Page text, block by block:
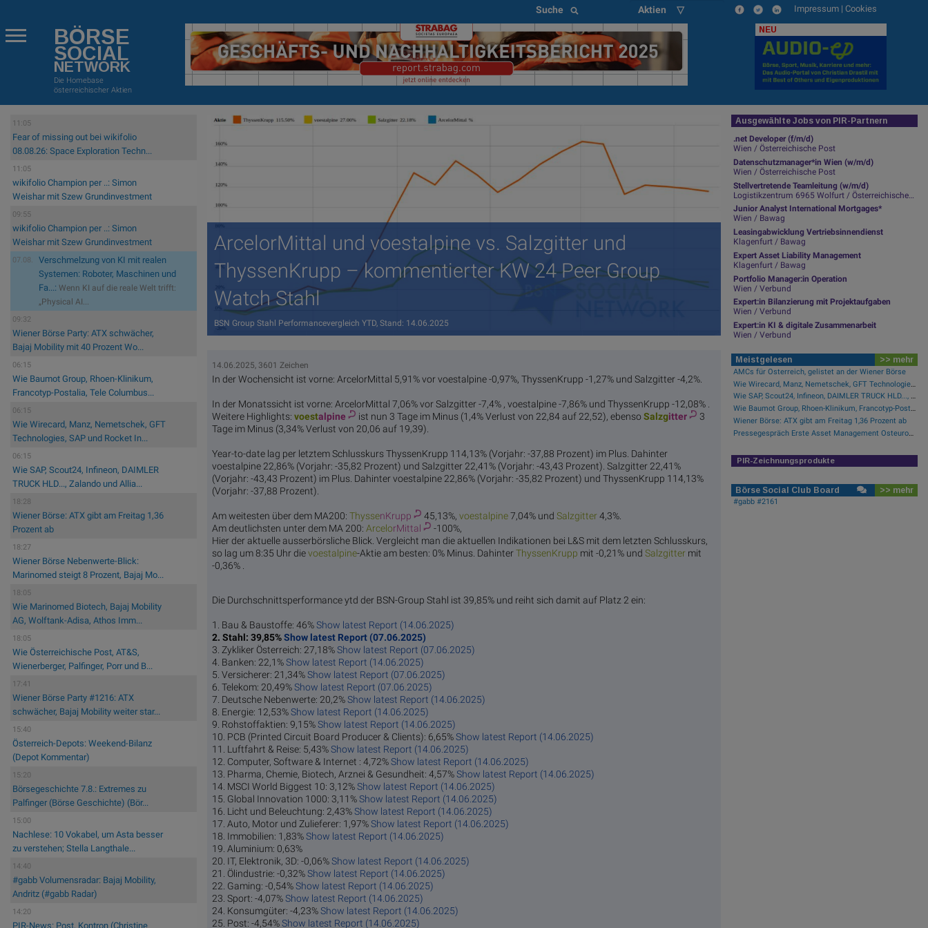
Suche Aktien ▽ Impressum | Cookies
BÖRSE
SOCIAL
NETWORK
Die Homebase
österreichischer Aktien
NEU
11:05
Fear of missing out bei wikifolio
08.08.26: Space Exploration Techn...
11:05
wikifolio Champion per ..: Simon
Weishar mit Szew Grundinvestment
09:55
wikifolio Champion per ..: Simon
Weishar mit Szew Grundinvestment
07.08.
Verschmelzung von KI mit realen
Systemen: Roboter, Maschinen und
Fa...: Wenn KI auf die reale Welt trifft:
„Physical AI...
09:32
Wiener Börse Party: ATX schwächer,
Bajaj Mobility mit 40 Prozent Wo...
06:15
Wie Baumot Group, Rhoen-Klinikum,
Francotyp-Postalia, Tele Columbus...
06:15
Wie Wirecard, Manz, Nemetschek, GFT
Technologies, SAP und Rocket In...
06:15
Wie SAP, Scout24, Infineon, DAIMLER
TRUCK HLD..., Zalando und Allia...
18:28
Wiener Börse: ATX gibt am Freitag 1,36
Prozent ab
18:27
Wiener Börse Nebenwerte-Blick:
Marinomed steigt 8 Prozent, Bajaj Mo...
18:05
Wie Marinomed Biotech, Bajaj Mobility
AG, Wolftank-Adisa, Athos Imm...
18:05
Wie Österreichische Post, AT&S,
Wienerberger, Palfinger, Porr und B...
17:41
Wiener Börse Party #1216: ATX
schwächer, Bajaj Mobility weiter star...
15:40
Österreich-Depots: Weekend-Bilanz
(Depot Kommentar)
15:20
Börsegeschichte 7.8.: Extremes zu
Palfinger (Börse Geschichte) (Bör...
15:00
Nachlese: 10 Vokabel, um Asta besser
zu verstehen; Stella Langthale...
14:40
#gabb Volumensradar: Bajaj Mobility,
Andritz (#gabb Radar)
14:20
PIR-News: Post, Kontron (Christine
ArcelorMittal und voestalpine vs. Salzgitter und
ThyssenKrupp – kommentierter KW 24 Peer Group
Watch Stahl
BSN Group Stahl Performancevergleich YTD, Stand: 14.06.2025
14.06.2025, 3601 Zeichen
In der Wochensicht ist vorne: ArcelorMittal 5,91% vor voestalpine -0,97%, ThyssenKrupp -1,27% und Salzgitter -4,2%.
In der Monatssicht ist vorne: ArcelorMittal 7,06% vor Salzgitter -7,4% , voestalpine -7,86% und ThyssenKrupp -12,08% .
Weitere Highlights:voestalpine ist nun 3 Tage im Minus (1,4% Verlust von 22,84 auf 22,52), ebensoSalzgitter
3
Tage im Minus (3,34% Verlust von 20,06 auf 19,39).
Year-to-date lag per letztem Schlusskurs ThyssenKrupp 114,13% (Vorjahr: -37,88 Prozent) im Plus. Dahinter
voestalpine 22,86% (Vorjahr: -35,82 Prozent) und Salzgitter 22,41% (Vorjahr: -43,43 Prozent). Salzgitter 22,41%
(Vorjahr: -43,43 Prozent) im Plus. Dahinter voestalpine 22,86% (Vorjahr: -35,82 Prozent) und ThyssenKrupp 114,13%
(Vorjahr: -37,88 Prozent).
Am weitesten über dem MA200:ThyssenKrupp 45,13%,voestalpine7,04% undSalzgitter4,3%.
Am deutlichsten unter dem MA 200:ArcelorMittal
-100%,
Hier der aktuelle ausserbörsliche Blick. Vergleicht man die aktuellen Indikationen bei L&S mit dem letzten Schlusskurs,
so lag um 8:35 Uhr dievoestalpine-Aktie am besten: 0% Minus. DahinterThyssenKrupp mit -0,21% undSalzgitter mit
-0,36% .
Die Durchschnittsperformance ytd der BSN-Group Stahl ist 39,85% und reiht sich damit auf Platz 2 ein:
1. Bau & Baustoffe: 46%Show latest Report (14.06.2025)
2. Stahl: 39,85%Show latest Report (07.06.2025)
3. Zykliker Österreich: 27,18%Show latest Report (07.06.2025)
4. Banken: 22,1%Show latest Report (14.06.2025)
5. Versicherer: 21,34%Show latest Report (07.06.2025)
6. Telekom: 20,49%Show latest Report (07.06.2025)
7. Deutsche Nebenwerte: 20,2%Show latest Report (14.06.2025)
8. Energie: 12,53%Show latest Report (14.06.2025)
9. Rohstoffaktien: 9,15%Show latest Report (14.06.2025)
10. PCB (Printed Circuit Board Producer & Clients): 6,65%Show latest Report (14.06.2025)
11. Luftfahrt & Reise: 5,43%Show latest Report (14.06.2025)
12. Computer, Software & Internet : 4,72%Show latest Report (14.06.2025)
13. Pharma, Chemie, Biotech, Arznei & Gesundheit: 4,57%Show latest Report (14.06.2025)
14. MSCI World Biggest 10: 3,12%Show latest Report (14.06.2025)
15. Global Innovation 1000: 3,11%Show latest Report (14.06.2025)
16. Licht und Beleuchtung: 2,43%Show latest Report (14.06.2025)
17. Auto, Motor und Zulieferer: 1,97%Show latest Report (14.06.2025)
18. Immobilien: 1,83%Show latest Report (14.06.2025)
19. Aluminium: 0,63%
20. IT, Elektronik, 3D: -0,06%Show latest Report (14.06.2025)
21. Ölindustrie: -0,32%Show latest Report (14.06.2025)
22. Gaming: -0,54%Show latest Report (14.06.2025)
23. Sport: -4,07%Show latest Report (14.06.2025)
24. Konsumgüter: -4,23%Show latest Report (14.06.2025)
25. Post: -4,54%Show latest Report (14.06.2025)
Ausgewählte Jobs von PIR-Partnern
.net Developer (f/m/d)
Wien / Österreichische Post
Datenschutzmanager*in Wien (w/m/d)
Wien / Österreichische Post
Stellvertretende Teamleitung (w/m/d)
Logistikzentrum 6965 Wolfurt / Österreichische Post
Junior Analyst International Mortgages*
Wien / Bawag
Leasingabwicklung Vertriebsinnendienst
Klagenfurt / Bawag
Expert Asset Liability Management
Klagenfurt / Bawag
Portfolio Manager:in Operation
Wien / Verbund
Expert:in Bilanzierung mit Projektaufgaben
Wien / Verbund
Expert:in KI & digitale Zusammenarbeit
Wien / Verbund
Meistgelesen >> mehr
AMCs für Österreich, gelistet an der Wiener Börse
Wie Wirecard, Manz, Nemetschek, GFT Technologies, SAP und Rocket Internet für Gesprächsstoff sorgten
Wie SAP, Scout24, Infineon, DAIMLER TRUCK HLD..., Zalando und Allianz für Gesprächsstoff im DAX sorgten
Wie Baumot Group, Rhoen-Klinikum, Francotyp-Postalia, Tele Columbus, European Lithium und Lanxess für Gesprächsstoff sorgten
Wiener Börse: ATX gibt am Freitag 1,36 Prozent ab
Pressegespräch Erste Asset Management Osteuropa Aktien
PIR-Zeichnungsprodukte
Börse Social Club Board >> mehr
#gabb #2161